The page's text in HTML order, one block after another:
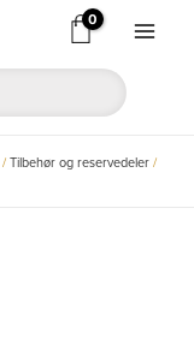
/Tilbehør og reservedeler /